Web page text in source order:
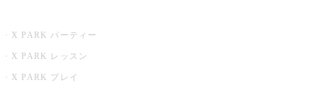
X PARK パーティー
X PARK レッスン
X PARK プレイ